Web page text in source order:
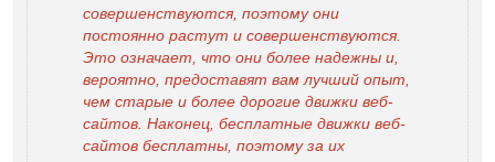
совершенствуются, поэтому они
постоянно растут и совершенствуются.
Это означает, что они более надежны и,
вероятно, предоставят вам лучший опыт,
чем старые и более дорогие движки веб-
сайтов. Наконец, бесплатные движки веб-
сайтов бесплатны, поэтому за их